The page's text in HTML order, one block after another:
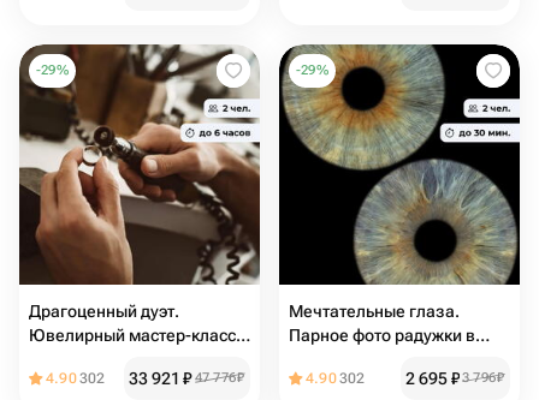
-29%
Драгоценный дуэт.
Ювелирный мастер-класс
4.90302 33 921 ₽ 47 776₽
-29%
Мечтательные глаза.
Парное фото радужки в
4.90302 2 695₽3 796₽